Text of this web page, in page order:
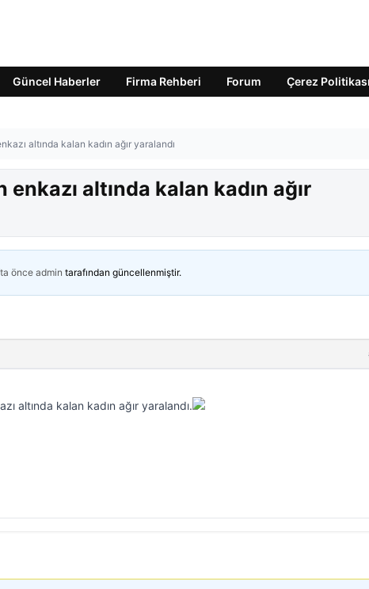
Güncel Haberler Firma Rehberi Forum Çerez Politikası
altında kalan kadın ağır yaralandı
enkazı altında kalan kadın ağır
önce admin tarafından güncellenmiştir.
altında kalan kadın ağır yaralandı.